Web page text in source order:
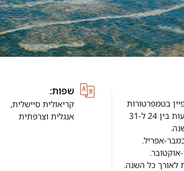
בטמפרטורות
24 ל-31
אפריל.
לאורך כל השנה.
שפות:
קריאולית סיישלית,
אנגלית וצרפתית